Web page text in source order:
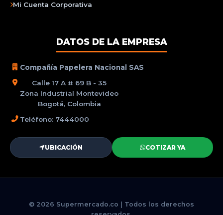
Mi Cuenta Corporativa
DATOS DE LA EMPRESA
Compañía Papelera Nacional SAS
Calle 17 A # 69 B - 35
Zona Industrial Montevideo
Bogotá, Colombia
Teléfono: 7444000
UBICACIÓN COTIZAR YA
© 2026 Supermercado.co | Todos los derechos